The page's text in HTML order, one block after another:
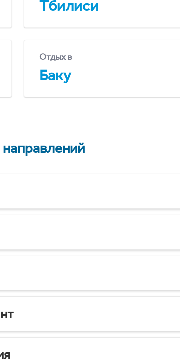
Тбилиси
Отдых в
Баку